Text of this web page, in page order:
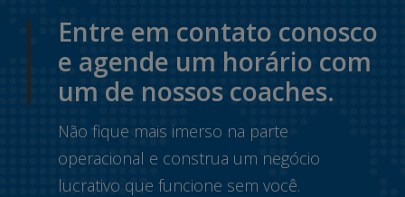
Entre em contato conosco
e agende um horário com
um de nossos coaches.
Não fique mais imerso na parte
operacional e construa um negócio
lucrativo que funcione sem você.